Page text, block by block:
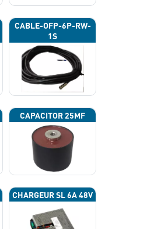
CABLE-OFP-6P-RW-
1S
CAPACITOR 25ΜF
CHARGEUR SL 6A 48V